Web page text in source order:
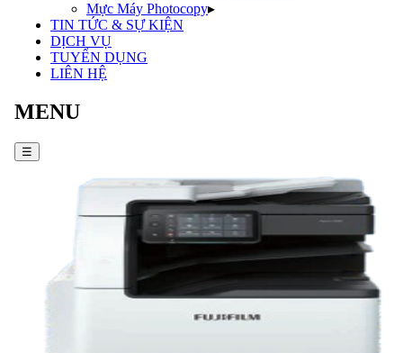
Mực Máy Photocopy▸
TIN TỨC & SỰ KIỆN
DỊCH VỤ
TUYỂN DỤNG
LIÊN HỆ
MENU
☰